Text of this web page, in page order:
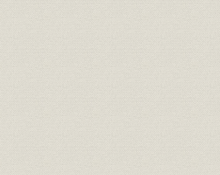
設備;催し
21世紀への架け橋 1990●平成2
年→平成9年●1997
平成9年